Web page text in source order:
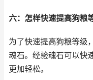
六：怎样快速提高狗粮
为了快速提高狗粮等级
魂石。经验魂石可以快
更加轻松。